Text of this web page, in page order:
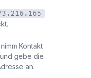
Kontakt
gebe die
an.